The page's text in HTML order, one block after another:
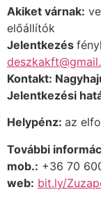
Akiket várnak:
előállítók
Jelentkezés
Kontakt:
Jelentkezési
Helypénz: az
További
mob.: +36 70
web: bit.ly/